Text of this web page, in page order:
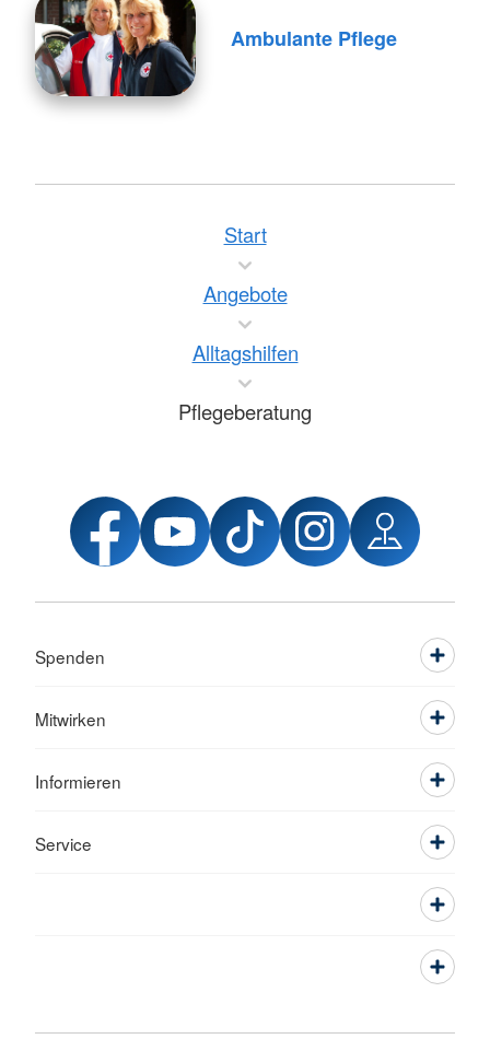
Ambulante Pflege
Start
Angebote
Alltagshilfen
Pflegeberatung
Spenden
Mitwirken
Informieren
Service